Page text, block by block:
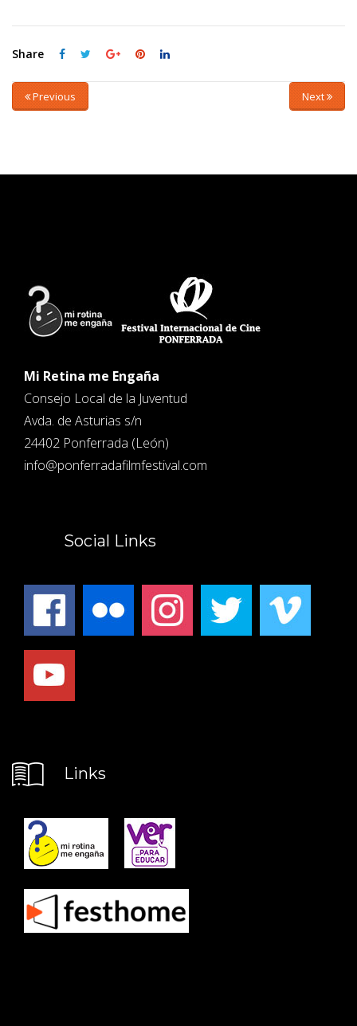
Share
Previous Next
Mi Retina me Engaña
Consejo Local de la Juventud
Avda. de Asturias s/n
24402 Ponferrada (León)
info@ponferradafilmfestival.com
Social Links
Links